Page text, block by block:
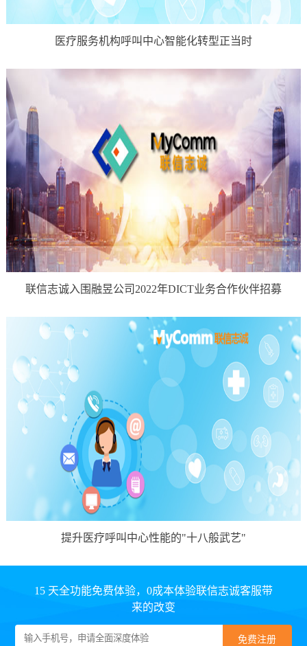
医疗服务机构呼叫中心智能化转型正当时
联信志诚入围融昱公司2022年DICT业务合作伙伴招募
提升医疗呼叫中心性能的"十八般武艺"
15 天全功能免费体验，0成本体验联信志诚客服带
来的改变